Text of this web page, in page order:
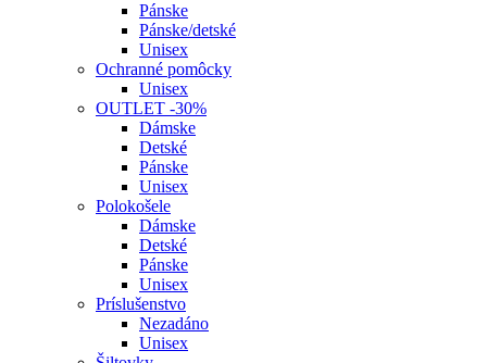
Pánske
Pánske/detské
Unisex
Ochranné pomôcky
Unisex
OUTLET -30%
Dámske
Detské
Pánske
Unisex
Polokošele
Dámske
Detské
Pánske
Unisex
Príslušenstvo
Nezadáno
Unisex